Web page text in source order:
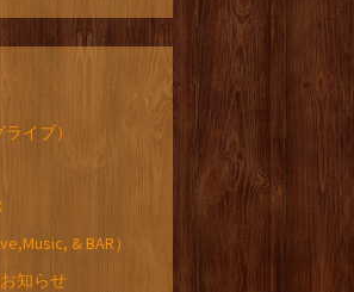
イブ）
& BAR）
知らせ